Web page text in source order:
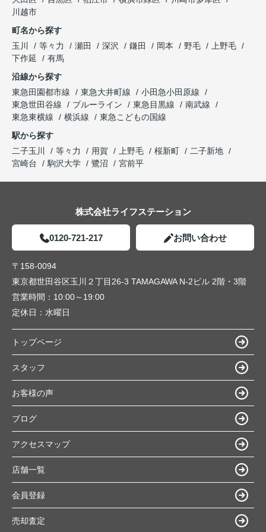
川越市
町名から探す
玉川
等々力 瀬田 深沢 鎌田 岡本 野毛
上野毛
下作延
有馬
沿線から探す
東急田園都市線
東急大井町線
小田急小田原線
東急世田谷線
ブルーライン 東急目黒線
南武線
東急東横線
横浜線
東急こどもの国線
駅から探す
二子玉川
等々力 用賀 上野毛 桜新町
二子新地
宮崎台
駒沢大学 鷺沼 宮前平
株式会社ライフステーション
0120-721-217 お問い合わせ
〒158-0094
東京都世田谷区玉川２丁目26-3 TAMAGAWA N-2ビル 2階・3階
営業時間： 10:00～19:00
定休日： 水曜日
トップページ
スタッフ
お客様の声
ブログ
アクセスマップ
店舗一覧
会員登録
売却査定